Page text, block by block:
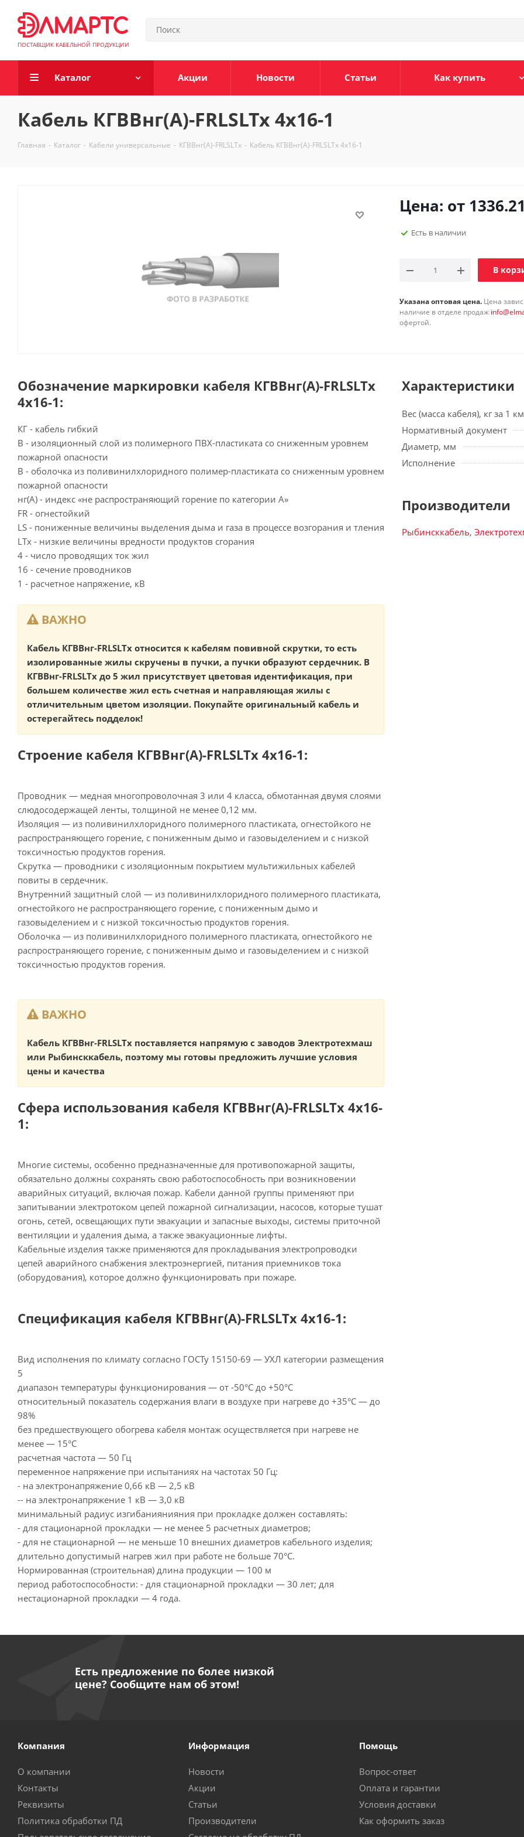
ПОСТАВЩИК КАБЕЛЬНОЙ ПРОДУКЦИИ
Каталог Акции Новости Статьи Как купить
Кабель КГВВнг(А)-FRLSLTx 4х16-1
Главная - Каталог - Кабели универсальные - КГВВнг(А)-FRLSLTx - Кабель КГВВнг(А)-FRLSLTx 4х16-1
Цена: от
Есть в наличии
В
Указана оптовая цена. Цена
наличие в отделе продаж
офертой.
Обозначение маркировки кабеля КГВВнг(А)-FRLSLTx
4х16-1:
КГ - кабель гибкий
В - изоляционный слой из полимерного ПВХ-пластиката со сниженным уровнем
пожарной опасности
В - оболочка из поливинилхлоридного полимер-пластиката со сниженным уровнем
пожарной опасности
нг(А) - индекс «не распространяющий горение по категории А»
FR - огнестойкий
LS - пониженные величины выделения дыма и газа в процессе возгорания и тления
LTx - низкие величины вредности продуктов сгорания
4 - число проводящих ток жил
16 - сечение проводников
1 - расчетное напряжение, кВ
ВАЖНО
Кабель КГВВнг-FRLSLTx относится к кабелям повивной скрутки, то есть
изолированные жилы скручены в пучки, а пучки образуют сердечник. В
КГВВнг-FRLSLTx до 5 жил присутствует цветовая идентификация, при
большем количестве жил есть счетная и направляющая жилы с
отличительным цветом изоляции. Покупайте оригинальный кабель и
остерегайтесь подделок!
Строение кабеля КГВВнг(А)-FRLSLTx 4х16-1:
Проводник — медная многопроволочная 3 или 4 класса, обмотанная двумя слоями
слюдосодержащей ленты, толщиной не менее 0,12 мм.
Изоляция — из поливинилхлоридного полимерного пластиката, огнестойкого не
распространяющего горение, с пониженным дымо и газовыделением и с низкой
токсичностью продуктов горения.
Скрутка — проводники с изоляционным покрытием мультижильных кабелей
повиты в сердечник.
Внутренний защитный слой — из поливинилхлоридного полимерного пластиката,
огнестойкого не распространяющего горение, с пониженным дымо и
газовыделением и с низкой токсичностью продуктов горения.
Оболочка — из поливинилхлоридного полимерного пластиката, огнестойкого не
распространяющего горение, с пониженным дымо и газовыделением и с низкой
токсичностью продуктов горения.
ВАЖНО
Кабель КГВВнг-FRLSLTx поставляется напрямую с заводов Электротехмаш
или Рыбинсккабель, поэтому мы готовы предложить лучшие условия
цены и качества
Сфера использования кабеля КГВВнг(А)-FRLSLTx 4х16-
1:
Многие системы, особенно предназначенные для противопожарной защиты,
обязательно должны сохранять свою работоспособность при возникновении
аварийных ситуаций, включая пожар. Кабели данной группы применяют при
запитывании электротоком цепей пожарной сигнализации, насосов, которые тушат
огонь, сетей, освещающих пути эвакуации и запасные выходы, системы приточной
вентиляции и удаления дыма, а также эвакуационные лифты.
Кабельные изделия также применяются для прокладывания электропроводки
цепей аварийного снабжения электроэнергией, питания приемников тока
(оборудования), которое должно функционировать при пожаре.
Спецификация кабеля КГВВнг(А)-FRLSLTx 4х16-1:
Вид исполнения по климату согласно ГОСТу 15150-69 — УХЛ категории размещения
5
диапазон температуры функционирования — от -50°С до +50°С
относительный показатель содержания влаги в воздухе при нагреве до +35°С — до
98%
без предшествующего обогрева кабеля монтаж осуществляется при нагреве не
менее — 15°С
расчетная частота — 50 Гц
переменное напряжение при испытаниях на частотах 50 Гц:
- на электронапряжение 0,66 кВ — 2,5 кВ
-- на электронапряжение 1 кВ — 3,0 кВ
минимальный радиус изгибаниянияния при прокладке должен составлять:
- для стационарной прокладки — не менее 5 расчетных диаметров;
- для не стационарной — не меньше 10 внешних диаметров кабельного изделия;
длительно допустимый нагрев жил при работе не больше 70°С.
Нормированная (строительная) длина продукции — 100 м
период работоспособности: - для стационарной прокладки — 30 лет; для
нестационарной прокладки — 4 года.
Характеристики
Вес (масса кабеля), кг за 1 км
Нормативный документ
Диаметр, мм
Исполнение
Производители
Рыбинсккабель,
Есть предложение по более низкой
цене? Сообщите нам об этом!
Компания
О компании
Контакты
Реквизиты
Политика обработки ПД
Информация
Новости
Акции
Статьи
Производители
Помощь
Вопрос-ответ
Оплата и гарантии
Условия доставки
Как оформить заказ